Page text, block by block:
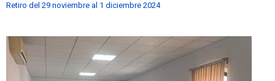
Retiro del 29 noviembre al 1 diciembre 2024